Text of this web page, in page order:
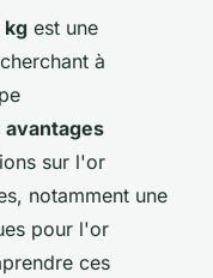
kg est une
à
avantages
sur l'or
notamment une
pour l'or
ces